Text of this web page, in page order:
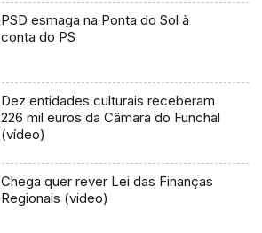
PSD esmaga na Ponta do Sol à
conta do PS
Dez entidades culturais receberam
226 mil euros da Câmara do Funchal
(vídeo)
Chega quer rever Lei das Finanças
Regionais (video)